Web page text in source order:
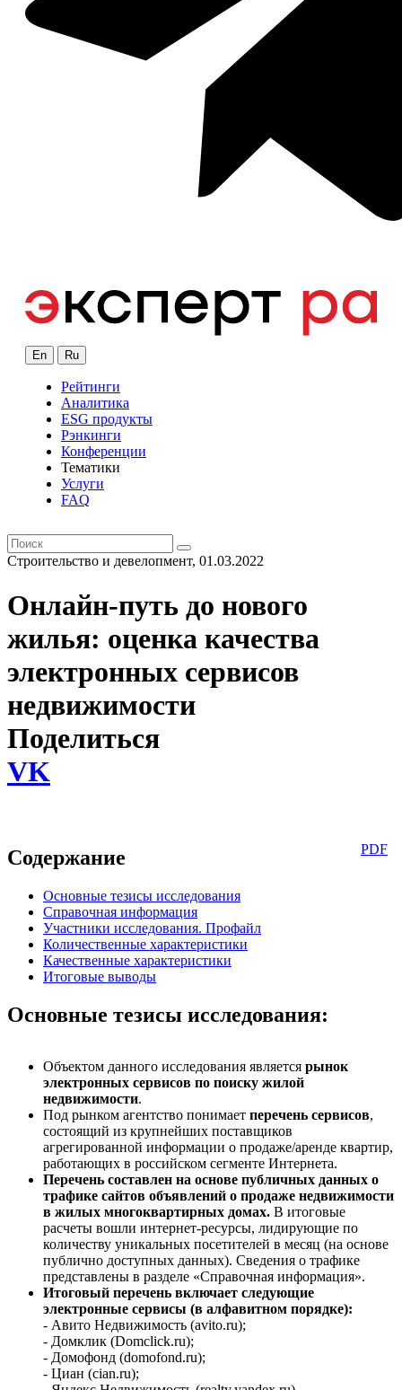
En Ru
Рейтинги
Аналитика
ESG продукты
Рэнкинги
Конференции
Тематики
Услуги
FAQ
Строительство и девелопмент, 01.03.2022
Онлайн-путь до нового
жилья: оценка качества
электронных сервисов
недвижимости
Поделиться
VK
PDF
Содержание
Основные тезисы исследования
Справочная информация
Участники исследования. Профайл
Количественные характеристики
Качественные характеристики
Итоговые выводы
Основные тезисы исследования:
Объектом данного исследования является рынок
электронных сервисов по поиску жилой
недвижимости.
Под рынком агентство понимает перечень сервисов,
состоящий из крупнейших поставщиков
агрегированной информации о продаже/аренде квартир,
работающих в российском сегменте Интернета.
Перечень составлен на основе публичных данных о
трафике сайтов объявлений о продаже недвижимости
в жилых многоквартирных домах. В итоговые
расчеты вошли интернет-ресурсы, лидирующие по
количеству уникальных посетителей в месяц (на основе
публично доступных данных). Сведения о трафике
представлены в разделе «Справочная информация».
Итоговый перечень включает следующие
электронные сервисы (в алфавитном порядке):
- Авито Недвижимость (avito.ru);
- Домклик (Domclick.ru);
- Домофонд (domofond.ru);
- Циан (cian.ru);